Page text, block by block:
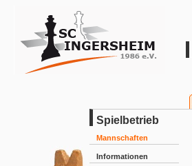
Spielbetrieb
Mannschaften
Informationen